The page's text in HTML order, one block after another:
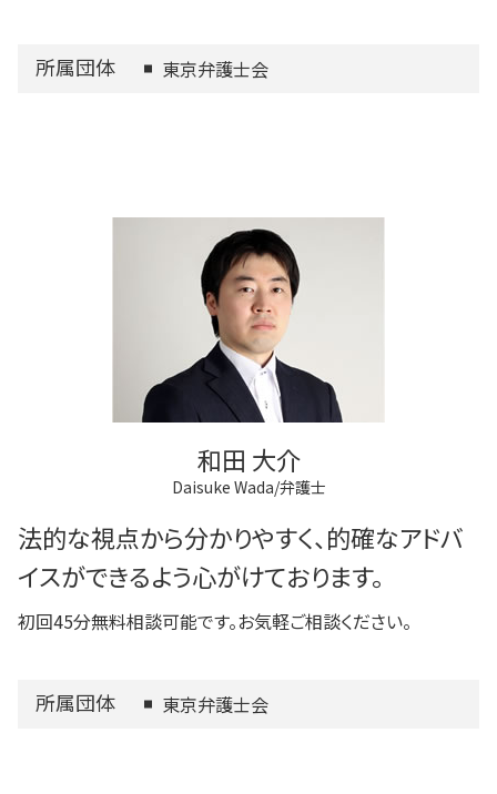
所属団体 東京弁護士会
和田 大介
Daisuke Wada/弁護士
法的な視点から分かりやすく、的確なアドバ
イスができるよう心がけております。
初回45分無料相談可能です。お気軽ご相談ください。
所属団体 東京弁護士会